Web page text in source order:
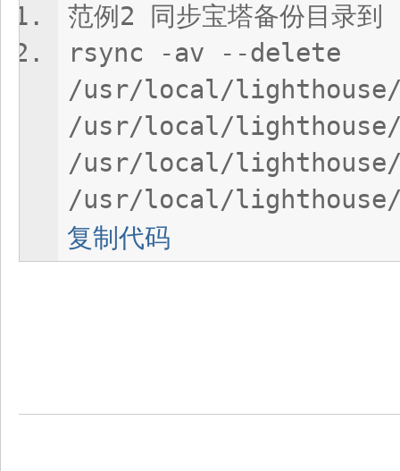
范例2 同步宝塔备份目录到
rsync -av --delete
/usr/local/lighthouse/
/usr/local/lighthouse/
/usr/local/lighthouse/
/usr/local/lighthouse/
复制代码